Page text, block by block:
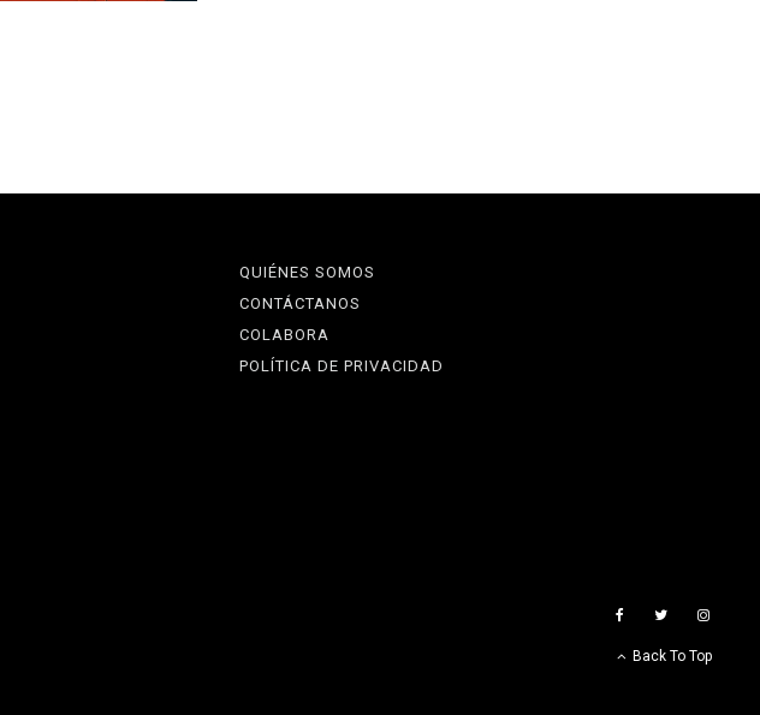
QUIÉNES SOMOS
CONTÁCTANOS
COLABORA
POLÍTICA DE PRIVACIDAD
Back To Top